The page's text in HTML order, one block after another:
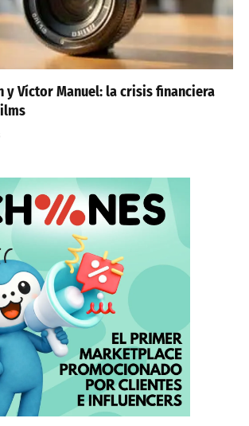
y Víctor Manuel: la crisis financiera